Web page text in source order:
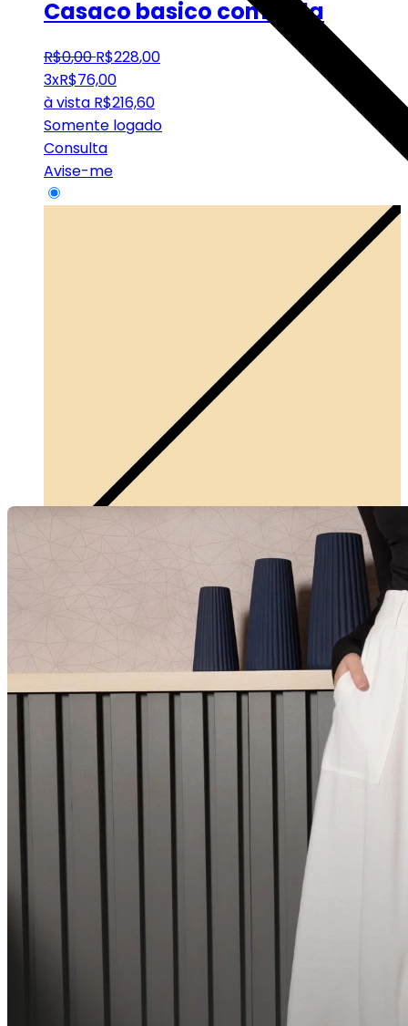
Casaco basico com gola
R$0,00 R$228,00
3xR$76,00
à vista R$216,60
Somente logado
Consulta
Avise-me